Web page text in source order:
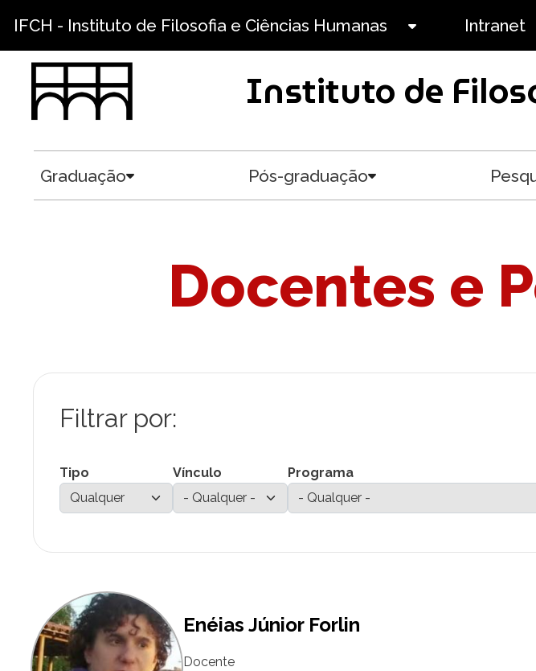
IFCH - Instituto de Filosofia e Ciências Humanas Intranet
Instituto de
Graduação Pós-graduação
Docentes e
Tipo Vínculo Programa
Enéias Júnior Forlin
Docente